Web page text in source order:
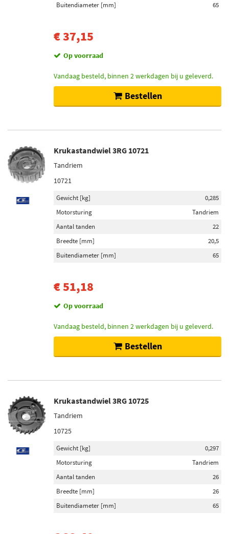
Buitendiameter [mm]
65
€ 37,15
Op voorraad
Vandaag besteld, binnen 2 werkdagen bij u geleverd.
Bestellen
Krukastandwiel 3RG 10721
Tandriem
10721
Gewicht [kg]
0,285
Motorsturing
Tandriem
Aantal tanden
22
Breedte [mm]
20,5
Buitendiameter [mm]
65
€ 51,18
Op voorraad
Vandaag besteld, binnen 2 werkdagen bij u geleverd.
Bestellen
Krukastandwiel 3RG 10725
Tandriem
10725
Gewicht [kg]
0,297
Motorsturing
Tandriem
Aantal tanden
26
Breedte [mm]
26
Buitendiameter [mm]
65